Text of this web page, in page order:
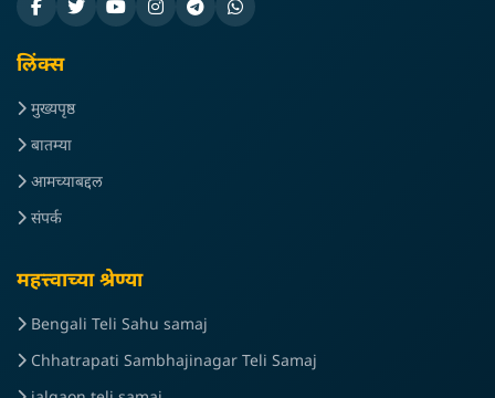
लिंक्स
मुख्यपृष्ठ
बातम्या
आमच्याबद्दल
संपर्क
महत्त्वाच्या श्रेण्या
Bengali Teli Sahu samaj
Chhatrapati Sambhajinagar Teli Samaj